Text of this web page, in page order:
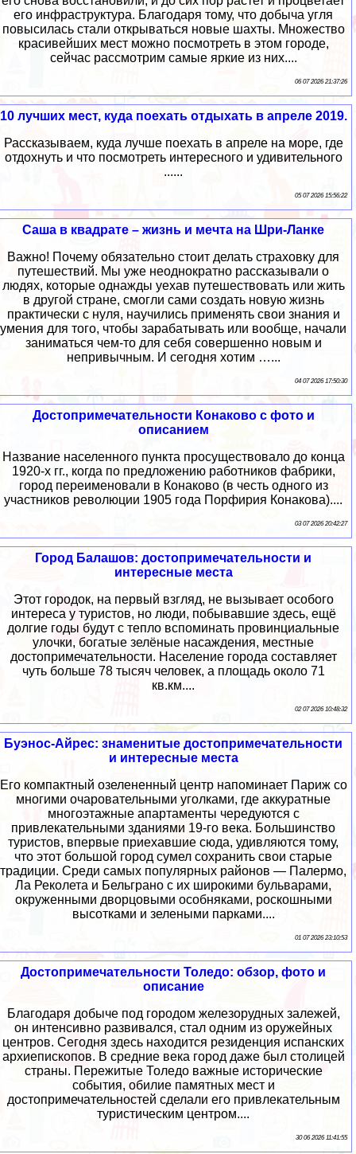
его инфраструктура. Благодаря тому, что добыча угля
повысилась стали открываться новые шахты. Множество
красивейших мест можно посмотреть в этом городе,
сейчас рассмотрим самые яркие из них....
06 07 2026 21:37:26
10 лучших мест, куда поехать отдыхать в апреле 2019.
Рассказываем, куда лучше поехать в апреле на море, где
отдохнуть и что посмотреть интересного и удивительного
......
05 07 2026 15:56:22
Саша в квадрате – жизнь и мечта на Шри-Ланке
Важно! Почему обязательно стоит делать страховку для
путешествий. Мы уже неоднократно рассказывали о
людях, которые однажды уехав путешествовать или жить
в другой стране, смогли сами создать новую жизнь
практически с нуля, научились применять свои знания и
умения для того, чтобы зарабатывать или вообще, начали
заниматься чем-то для себя совершенно новым и
непривычным. И сегодня хотим …...
04 07 2026 17:50:30
Достопримечательности Конаково с фото и
описанием
Название населенного пункта просуществовало до конца
1920-х гг., когда по предложению работников фабрики,
город переименовали в Конаково (в честь одного из
участников революции 1905 года Порфирия Конакова)....
03 07 2026 20:42:27
Город Балашов: достопримечательности и
интересные места
Этот городок, на первый взгляд, не вызывает особого
интереса у туристов, но люди, побывавшие здесь, ещё
долгие годы будут с тепло вспоминать провинциальные
улочки, богатые зелёные насаждения, местные
достопримечательности. Население города составляет
чуть больше 78 тысяч человек, а площадь около 71
кв.км....
02 07 2026 10:48:32
Буэнос-Айрес: знаменитые достопримечательности
и интересные места
Его компактный озелененный центр напоминает Париж со
многими очаровательными уголками, где аккуратные
многоэтажные апартаменты чередуются с
привлекательными зданиями 19-го века. Большинство
туристов, впервые приехавшие сюда, удивляются тому,
что этот большой город сумел сохранить свои старые
традиции. Среди самых популярных районов — Палермо,
Ла Реколета и Бельграно с их широкими бульварами,
окруженными дворцовыми особняками, роскошными
высотками и зелеными парками....
01 07 2026 23:10:53
Достопримечательности Толедо: обзор, фото и
описание
Благодаря добыче под городом железорудных залежей,
он интенсивно развивался, стал одним из оружейных
центров. Сегодня здесь находится резиденция испанских
архиепископов. В средние века город даже был столицей
страны. Пережитые Толедо важные исторические
события, обилие памятных мест и
достопримечательностей сделали его привлекательным
туристическим центром....
30 06 2026 11:41:55